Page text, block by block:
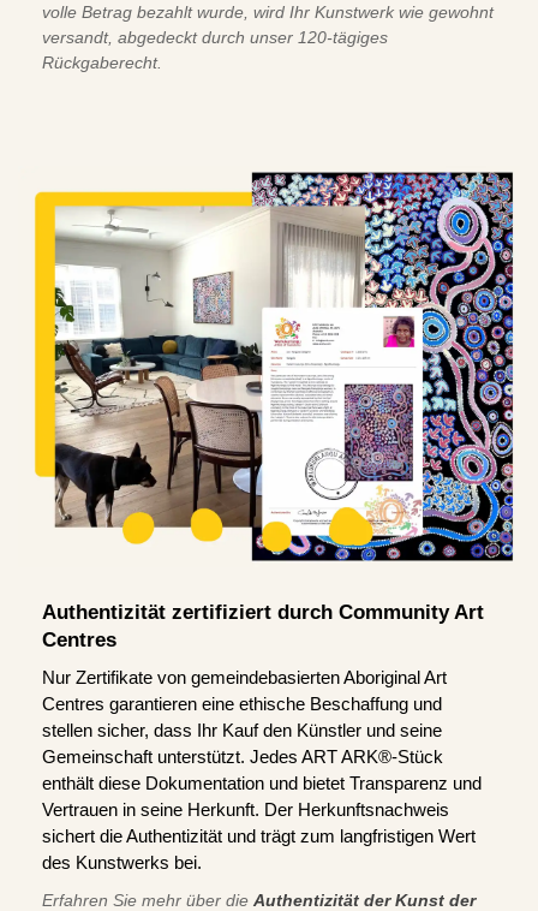
volle Betrag bezahlt wurde, wird Ihr Kunstwerk wie gewohnt
versandt, abgedeckt durch unser 120-tägiges
Rückgaberecht.
Authentizität zertifiziert durch Community Art
Centres
Nur Zertifikate von gemeindebasierten Aboriginal Art
Centres garantieren eine ethische Beschaffung und
stellen sicher, dass Ihr Kauf den Künstler und seine
Gemeinschaft unterstützt. Jedes ART ARK®-Stück
enthält diese Dokumentation und bietet Transparenz und
Vertrauen in seine Herkunft. Der Herkunftsnachweis
sichert die Authentizität und trägt zum langfristigen Wert
des Kunstwerks bei.
Erfahren Sie mehr über die Authentizität der Kunst der